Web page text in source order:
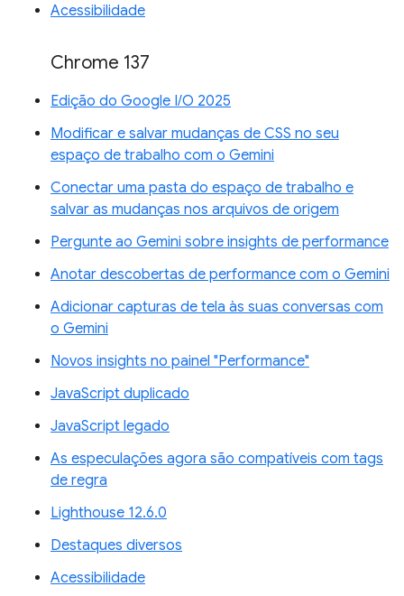
Acessibilidade
Chrome 137
Edição do Google I/O 2025
Modificar e salvar mudanças de CSS no seu
espaço de trabalho com o Gemini
Conectar uma pasta do espaço de trabalho e
salvar as mudanças nos arquivos de origem
Pergunte ao Gemini sobre insights de performance
Anotar descobertas de performance com o Gemini
Adicionar capturas de tela às suas conversas com
o Gemini
Novos insights no painel "Performance"
JavaScript duplicado
JavaScript legado
As especulações agora são compatíveis com tags
de regra
Lighthouse 12.6.0
Destaques diversos
Acessibilidade